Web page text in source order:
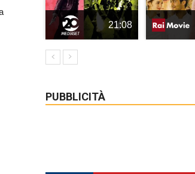
21:08
PUBBLICITÀ